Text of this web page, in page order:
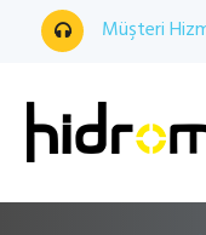
Müşteri